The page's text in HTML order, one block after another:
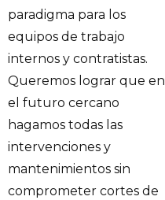
paradigma para los
equipos de trabajo
internos y contratistas.
Queremos lograr que en
el futuro cercano
hagamos todas las
intervenciones y
mantenimientos sin
comprometer cortes de